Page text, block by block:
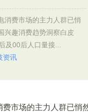
消费市场的主力人群已悄
兴趣消费趋势洞察白皮
及00后人口量接...
资讯
场的主力人群已悄